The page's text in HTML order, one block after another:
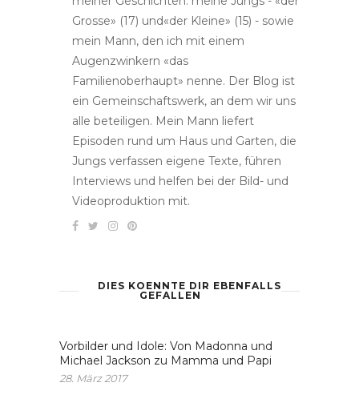
Grosse» (17) und«der Kleine» (15) - sowie
mein Mann, den ich mit einem
Augenzwinkern «das
Familienoberhaupt» nenne. Der Blog ist
ein Gemeinschaftswerk, an dem wir uns
alle beteiligen. Mein Mann liefert
Episoden rund um Haus und Garten, die
Jungs verfassen eigene Texte, führen
Interviews und helfen bei der Bild- und
Videoproduktion mit.
DIES KOENNTE DIR EBENFALLS
GEFALLEN
Vorbilder und Idole: Von Madonna und
Michael Jackson zu Mamma und Papi
28. März 2017